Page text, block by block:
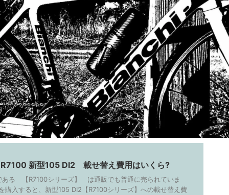
R7100 新型105 DI2 載せ替え費用はいくら?
【R7100シリーズ】 は通販でも普通に売られていま
購入すると、新型105 DI2【R7100シリーズ】への載せ替え費